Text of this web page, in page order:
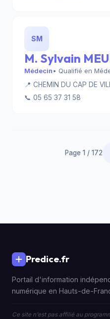
SM
M. Sylvain
Médecin• Qualifié en
📍 CHEMIN DU CAP DE
📞 05 65 37 31 58
Page 1 / 172
Predice.fr
Portail d'information
numérique en Hauts-de-
Ce site n'est pas affilié au